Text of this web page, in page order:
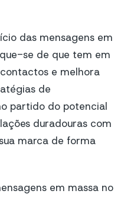
das mensagens em
se de que tem em
e melhora
de
partido do potencial
duradouras com
marca de forma
em massa no